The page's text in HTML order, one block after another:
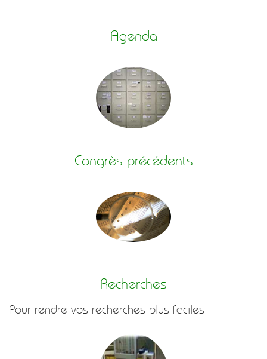
Agenda
Congrès précédents
Recherches
Pour rendre vos recherches plus faciles